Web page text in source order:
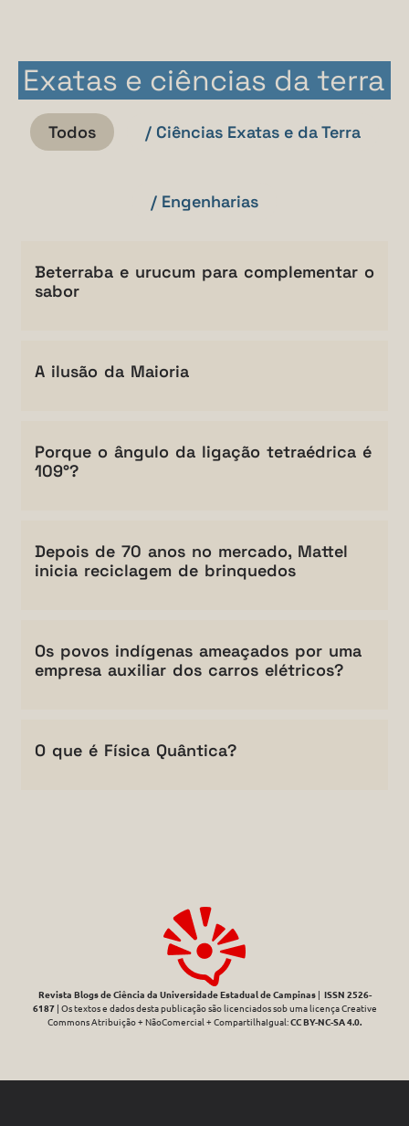
Exatas e ciências da terra
Todos / Ciências Exatas e da Terra
/ Engenharias
Beterraba e urucum para complementar o
sabor
A ilusão da Maioria
Porque o ângulo da ligação tetraédrica é
109°?
Depois de 70 anos no mercado, Mattel
inicia reciclagem de brinquedos
Os povos indígenas ameaçados por uma
empresa auxiliar dos carros elétricos?
O que é Física Quântica?
Revista Blogs de Ciência da Universidade Estadual de Campinas| ISSN 2526-
6187| Os textos e dados desta publicação são licenciados sob uma licença Creative
Commons Atribuição + NãoComercial + CompartilhaIgual:CC BY-NC-SA 4.0.